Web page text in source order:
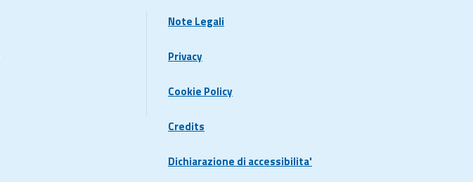
Note Legali
Privacy
Cookie Policy
Credits
Dichiarazione di accessibilita'